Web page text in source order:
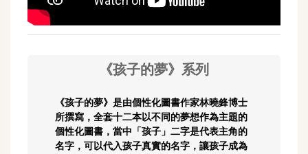
《孩子的夢》系列
《孩子的夢》是由個性化圖書作家林曉鋒博士
所撰寫，全套十二本以不同的夢想作為主題的
個性化圖書，當中「孩子」二字是代表主角的
名字，可以代入孩子真實的名字，讓孩子成為